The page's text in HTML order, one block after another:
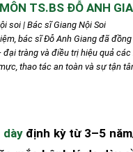
TS.BS ĐỖ ANH
soi | Bác sĩ Giang Nội Soi
bác sĩ Đỗ Anh Giang đã
đại tràng và điều trị hiệu quả
thao tác an toàn và sự tận
dàyđịnh kỳ từ 3–5